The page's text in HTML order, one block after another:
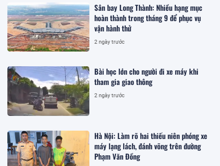
Sân bay Long Thành: Nhiều hạng mục
hoàn thành trong tháng 9 để phục vụ
vận hành thử
2 ngày trước
Bài học lớn cho người đi xe máy khi
tham gia giao thông
2 ngày trước
Hà Nội: Làm rõ hai thiếu niên phóng xe
máy lạng lách, đánh võng trên đường
Phạm Văn Đồng